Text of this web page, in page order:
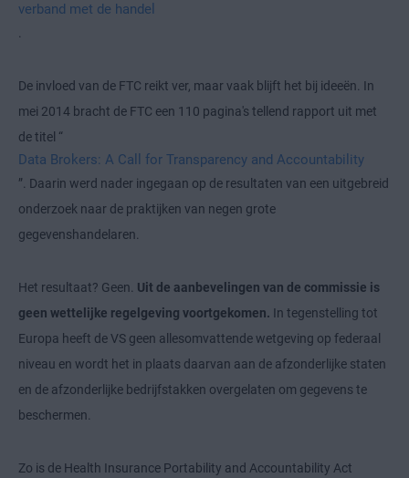
verband met de handel
.
De invloed van de FTC reikt ver, maar vaak blijft het bij ideeën. In
mei 2014 bracht de FTC een 110 pagina's tellend rapport uit met
de titel “
Data Brokers: A Call for Transparency and Accountability
”. Daarin werd nader ingegaan op de resultaten van een uitgebreid
onderzoek naar de praktijken van negen grote
gegevenshandelaren.
Het resultaat? Geen. Uit de aanbevelingen van de commissie is
geen wettelijke regelgeving voortgekomen. In tegenstelling tot
Europa heeft de VS geen allesomvattende wetgeving op federaal
niveau en wordt het in plaats daarvan aan de afzonderlijke staten
en de afzonderlijke bedrijfstakken overgelaten om gegevens te
beschermen.
Zo is de Health Insurance Portability and Accountability Act